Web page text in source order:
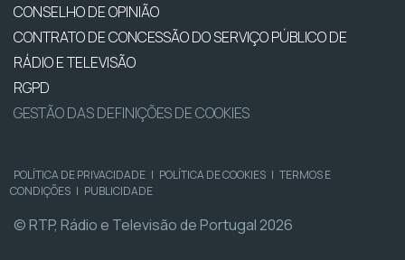
CONSELHO DE OPINIÃO
CONTRATO DE CONCESSÃO DO SERVIÇO PÚBLICO DE
RÁDIO E TELEVISÃO
RGPD
GESTÃO DAS DEFINIÇÕES DE COOKIES
POLÍTICA DE PRIVACIDADE | POLÍTICA DE COOKIES | TERMOS E
CONDIÇÕES | PUBLICIDADE
© RTP, Rádio e Televisão de Portugal 2026